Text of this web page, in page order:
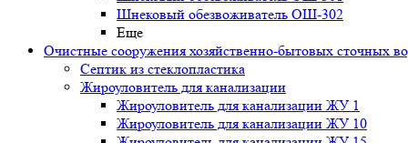
Шнековый обезвоживатель ОШ-302
Еще
Очистные сооружения хозяйственно-бытовых сточных
Септик из стеклопластика
Жироуловитель для канализации
Жироуловитель для канализации ЖУ 1
Жироуловитель для канализации ЖУ 10